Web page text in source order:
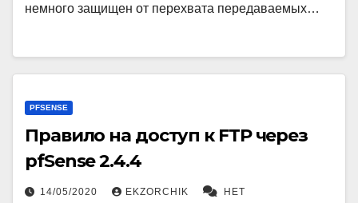
немного защищен от перехвата передаваемых…
PFSENSE
Правило на доступ к FTP через
pfSense 2.4.4
14/05/2020 EKZORCHIK НЕТ